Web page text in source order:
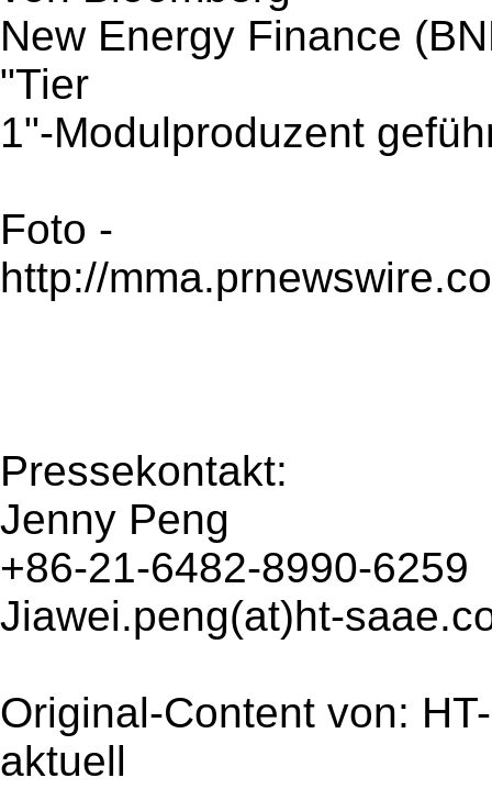
New Energy Finance
"Tier
1"-Modulproduzent
Foto -
http://
Pressekontakt:
Jenny Peng
+86-21-6482-8990-6259
Jiawei.peng(at)ht-
Original-Content von:
aktuell